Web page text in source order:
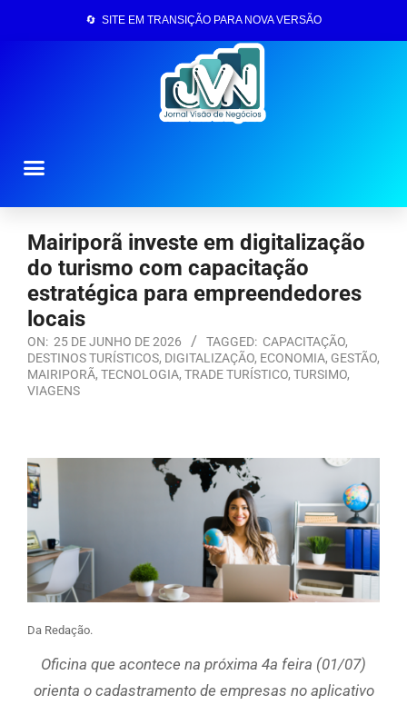
🔄 SITE EM TRANSIÇÃO PARA NOVA VERSÃO
Mairiporã investe em digitalização
do turismo com capacitação
estratégica para empreendedores
locais
ON: 25 DE JUNHO DE 2026 TAGGED: CAPACITAÇÃO,
DESTINOS TURÍSTICOS, DIGITALIZAÇÃO, ECONOMIA, GESTÃO,
MAIRIPORÃ, TECNOLOGIA, TRADE TURÍSTICO, TURSIMO,
VIAGENS
Da Redação.
Oficina que acontece na próxima 4a feira (01/07)
orienta o cadastramento de empresas no aplicativo